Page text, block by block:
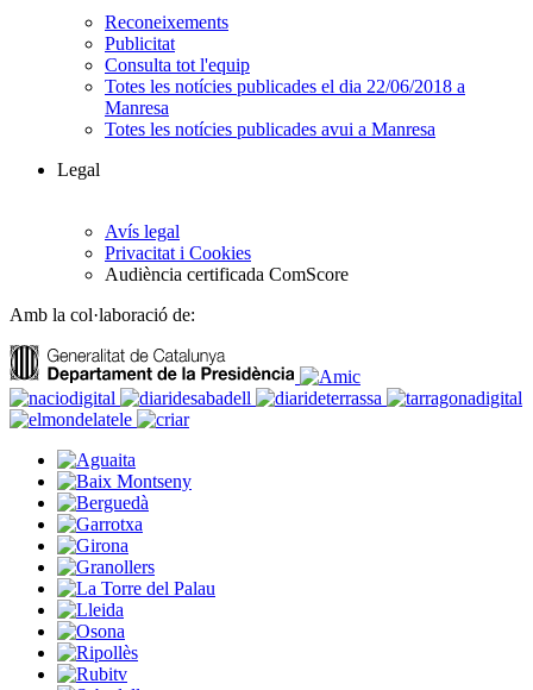
Reconeixements
Publicitat
Consulta tot l'equip
Totes les notícies publicades el dia 22/06/2018 a
Manresa
Totes les notícies publicades avui a Manresa
Legal
Avís legal
Privacitat i Cookies
Audiència certificada ComScore
Amb la col·laboració de: